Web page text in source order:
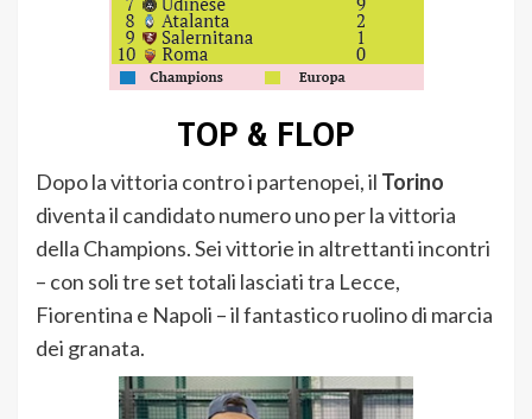
TOP & FLOP
Dopo la vittoria contro i partenopei, il Torino
diventa il candidato numero uno per la vittoria
della Champions. Sei vittorie in altrettanti incontri
– con soli tre set totali lasciati tra Lecce,
Fiorentina e Napoli – il fantastico ruolino di marcia
dei granata.